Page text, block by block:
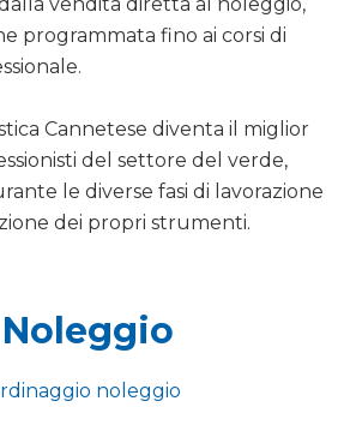
programmata fino ai corsi di
Cannetese diventa il miglior
del settore del verde,
le diverse fasi di lavorazione
dei propri strumenti.
Noleggio